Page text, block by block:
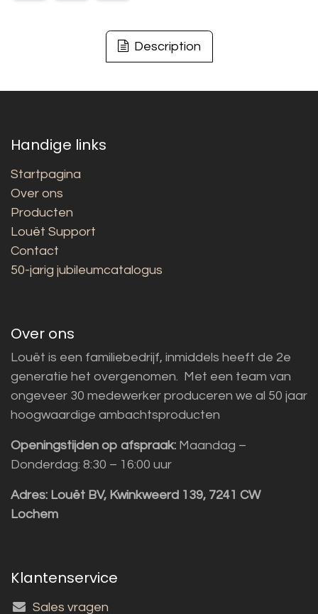
Description
Handige links
Startpagina
Over ons
Producten
Louët Support
Contact
50-jarig jubileumcatalogus
Over ons
Louët is een familiebedrijf, inmiddels heeft de 2e
generatie het overgenomen. Met een team van
ongeveer 30 medewerker produceren we al 50 jaar
hoogwaardige ambachtsproducten
Openingstijden op afspraak: Maandag –
Donderdag: 8:30 – 16:00 uur
Adres: Louët BV, Kwinkweerd 139, 7241 CW
Lochem
Klantenservice
Sales vragen